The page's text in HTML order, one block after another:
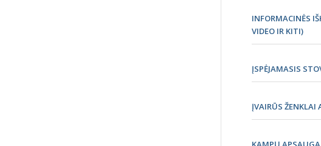
INFORMACINĖS
VIDEO IR KITI)
ĮSPĖJAMASIS
ĮVAIRŪS